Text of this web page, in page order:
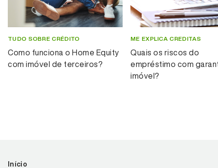
TUDO SOBRE CRÉDITO
Como funciona o Home Equity
com imóvel de terceiros?
ME EXPLICA CREDITAS
Quais os riscos do
empréstimo com
imóvel?
Início